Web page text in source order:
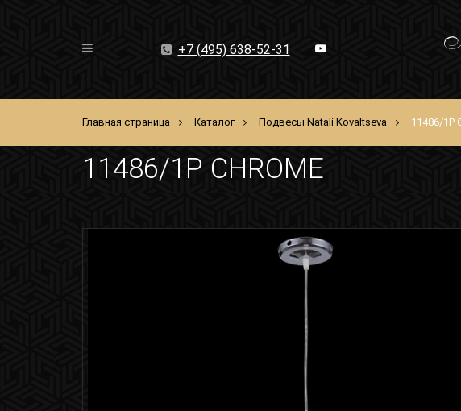
+7 (495) 638-52-31
Главная страница Каталог Подвесы Natali Kovaltseva 11486/1P
11486/1P CHROME